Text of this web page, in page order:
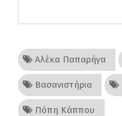
Αλέκα Παπαρήγα
Βασανιστήρια
Πόπη Κάππου